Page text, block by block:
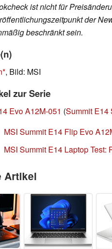
ist nicht für
der
beschränkt sein.
, Bild: MSI
zur Serie
Evo A12M-051 (Summit E14
MSI Summit E14 Flip Evo
MSI Summit E14 Laptop Test:
Artikel